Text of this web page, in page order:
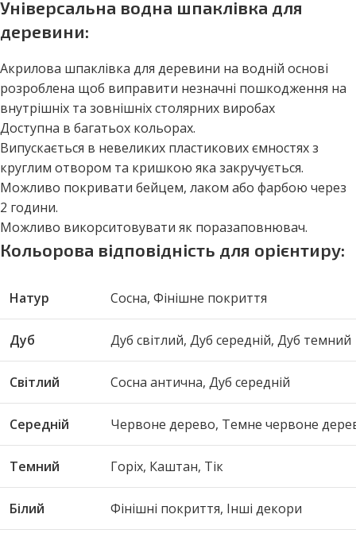
Універсальна водна шпаклівка для
деревини:
Акрилова шпаклівка для деревини на водній основі
розроблена щоб виправити незначні пошкодження на
внутрішніх та зовнішніх столярних виробах
Доступна в багатьох кольорах.
Випускається в невеликих пластикових ємностях з
круглим отвором та кришкою яка закручується.
Можливо покривати бейцем, лаком або фарбою через
2 години.
Можливо викорситовувати як поразаповнювач.
Кольорова відповідність для орієнтиру:
Натур Сосна, Фінішне покриття
Дуб Дуб світлий, Дуб середній, Дуб темний
Світлий Сосна антична, Дуб середній
Середній Червоне дерево, Темне червоне
Темний Горіх, Каштан, Тік
Білий Фінішні покриття, Інші декори